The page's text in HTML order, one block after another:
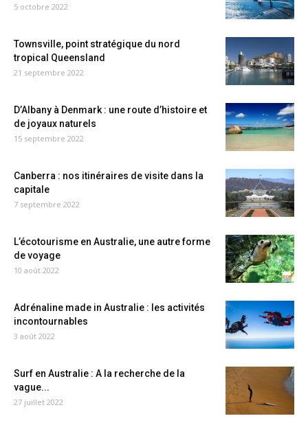
5 octobre 2022
Townsville, point stratégique du nord
tropical Queensland
21 septembre 2022
D’Albany à Denmark : une route d’histoire et
de joyaux naturels
15 septembre 2022
Canberra : nos itinéraires de visite dans la
capitale
7 septembre 2022
L’écotourisme en Australie, une autre forme
de voyage
10 août 2022
Adrénaline made in Australie : les activités
incontournables
3 août 2022
Surf en Australie : A la recherche de la
vague...
27 juillet 2022